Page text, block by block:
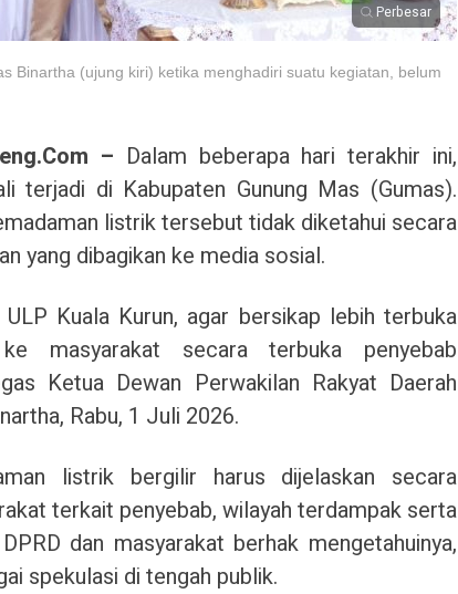
Perbesar
Binartha (ujung kiri) ketika menghadiri suatu kegiatan, belum
– Dalam beberapa hari terakhir ini,
terjadi di Kabupaten Gunung Mas (Gumas).
listrik tersebut tidak diketahui secara
yang dibagikan ke media sosial.
Kuala Kurun, agar bersikap lebih terbuka
masyarakat secara terbuka penyebab
Ketua Dewan Perwakilan Rakyat Daerah
Rabu, 1 Juli 2026.
listrik bergilir harus dijelaskan secara
terkait penyebab, wilayah terdampak serta
dan masyarakat berhak mengetahuinya,
spekulasi di tengah publik.